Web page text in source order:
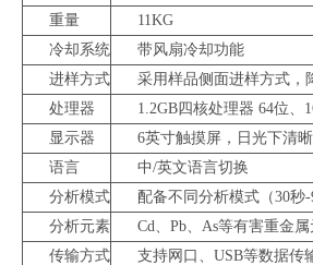
重量
11KG
冷却系统
带风扇冷却功能
进样方式
采用样品侧面进样方式，
处理器
1.2GB四核处理器 64位、
显示器
6英寸触摸屏，日光下清
语言
中/英文语言切换
分析模式
配备不同分析模式（30秒
分析元素
Cd、Pb、As等有害重金
传输方式
支持网口、USB等数据传